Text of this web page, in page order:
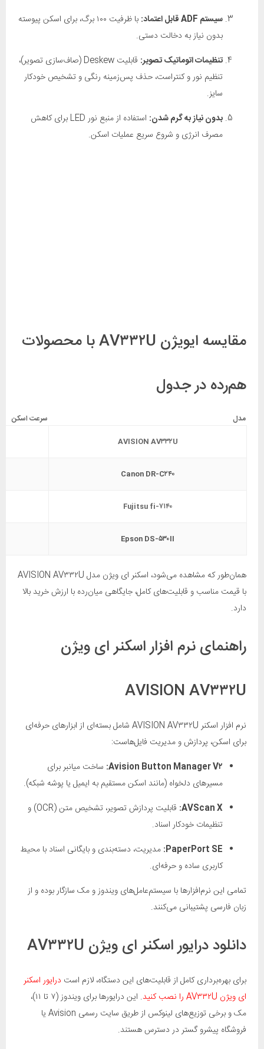
سیستم ADF قابل اعتماد:
با ظرفیت ۱۰۰ برگ، برای اسکن پیوسته
بدون نیاز به دخالت دستی.
تنظیمات اتوماتیک تصویر:
قابلیت Deskew (صاف‌سازی تصویر)،
تنظیم نور و کنتراست، حذف پس‌زمینه رنگی و تشخیص خودکار
سایز.
بدون نیاز به گرم شدن:
استفاده از منبع نور LED برای کاهش
مصرف انرژی و شروع سریع عملیات اسکن.
مقایسه ایویژن AV۳۳۲U با محصولات
هم‌رده در جدول
مدل
سرعت اسکن
AVISION AV۳۳۲U
Canon DR-C۲۴۰
Fujitsu fi-۷۱۴۰
Epson DS-۵۳۰II
همان‌طور که مشاهده می‌شود، اسکنر ای ویژن مدل AVISION AV۳۳۲U
با قیمت مناسب و قابلیت‌های کامل، جایگاهی میان‌رده با ارزش خرید بالا
دارد.
راهنمای نرم افزار اسکنر ای ویژن
AVISION AV۳۳۲U
نرم افزار اسکنر AVISION AV۳۳۲U شامل بسته‌ای از ابزارهای حرفه‌ای
برای اسکن، پردازش و مدیریت فایل‌هاست:
Avision Button Manager V۲: ساخت میانبر برای
مسیرهای دلخواه (مانند اسکن مستقیم به ایمیل یا پوشه شبکه).
AVScan X:
قابلیت پردازش تصویر، تشخیص متن (OCR) و
تنظیمات خودکار اسناد.
PaperPort SE: مدیریت، دسته‌بندی و بایگانی اسناد با محیط
کاربری ساده و حرفه‌ای.
تمامی این نرم‌افزارها با سیستم‌عامل‌های ویندوز و مک سازگار بوده و از
زبان فارسی پشتیبانی می‌کنند.
دانلود درایور اسکنر ای ویژن AV۳۳۲U
برای بهره‌برداری کامل از قابلیت‌های این دستگاه، لازم است درایور اسکنر
ای ویژن AV۳۳۲U را نصب کنید
. این درایورها برای ویندوز (۷ تا ۱۱)،
مک و برخی توزیع‌های لینوکس از طریق سایت رسمی Avision یا
فروشگاه پیشرو گستر در دسترس هستند.